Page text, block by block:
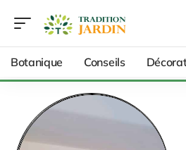
Botanique Conseils